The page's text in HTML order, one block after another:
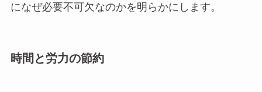
になぜ必要不可欠なのかを明らかにします。
時間と労力の節約